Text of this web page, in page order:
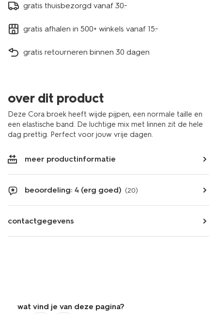
gratis thuisbezorgd vanaf 30.-
gratis afhalen in 500+ winkels vanaf 15.-
gratis retourneren binnen 30 dagen
over dit product
Deze Cora broek heeft wijde pijpen, een normale taille en
een elastische band. De luchtige mix met linnen zit de hele
dag prettig. Perfect voor jouw vrije dagen.
meer productinformatie
beoordeling: 4 (erg goed) (20)
contactgegevens
wat vind je van deze pagina?